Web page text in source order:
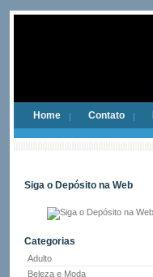
Home Contato
Siga o Depósito na Web
Categorias
Adulto
Beleza e Moda